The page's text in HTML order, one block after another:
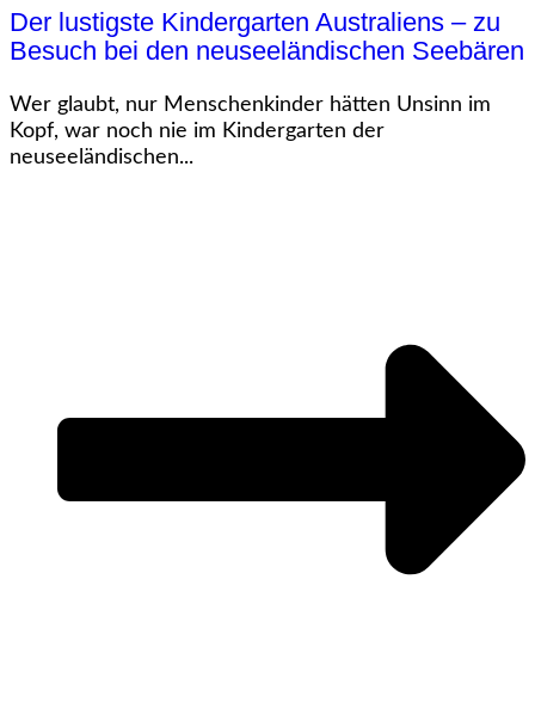
Der lustigste Kindergarten Australiens – zu
Besuch bei den neuseeländischen Seebären
Wer glaubt, nur Menschenkinder hätten Unsinn im
Kopf, war noch nie im Kindergarten der
neuseeländischen...